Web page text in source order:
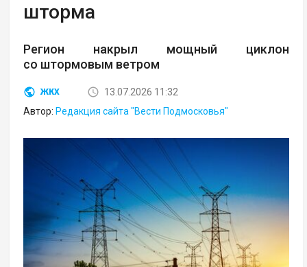
шторма
Регион накрыл мощный циклон
со штормовым ветром
ЖКХ
13.07.2026 11:32
Автор: Редакция сайта "Вести Подмосковья"